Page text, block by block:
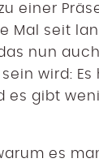
einer
Mal seit
nun
wird:
es gibt
es